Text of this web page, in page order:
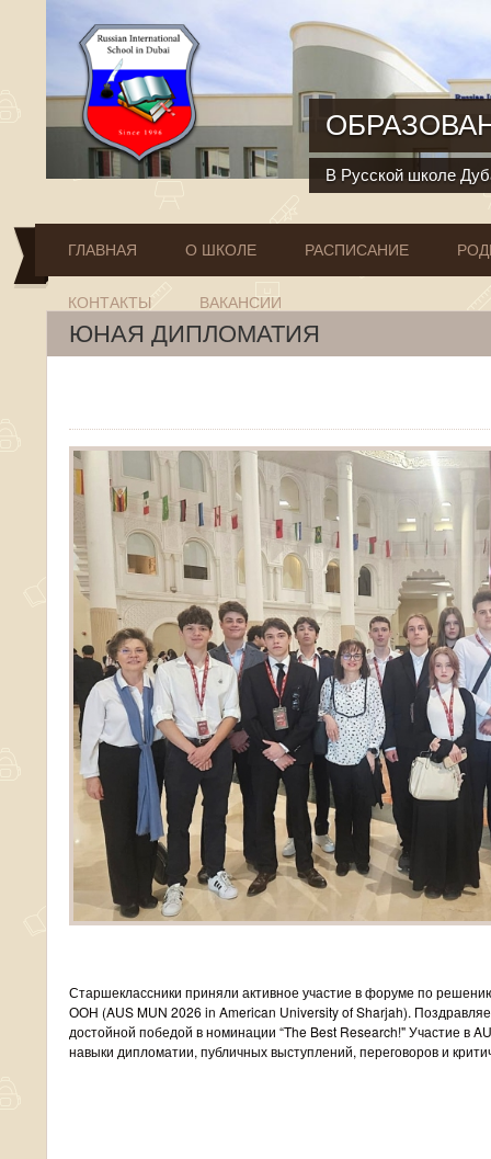
В Русской школе
ГЛАВНАЯ О ШКОЛЕ РАСПИСАНИЕ
КОНТАКТЫ ВАКАНСИИ
ЮНАЯ ДИПЛОМАТИЯ
Старшеклассники приняли активное участие в форуме по
ООН (AUS MUN 2026 in American University of Sharjah).
достойной победой в номинации “The Best Research!" Участие в
навыки дипломатии, публичных выступлений, переговоров и